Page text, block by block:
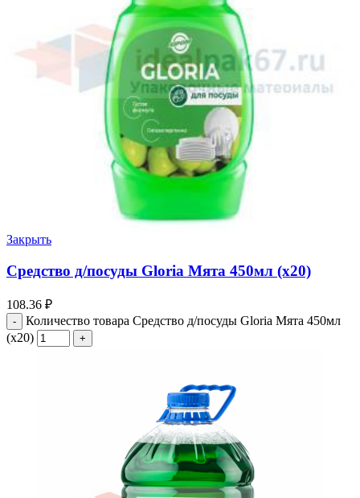
Закрыть
Средство д/посуды Gloria Мята 450мл (х20)
108.36 ₽
Количество товара Средство д/посуды Gloria Мята 450мл
(х20)